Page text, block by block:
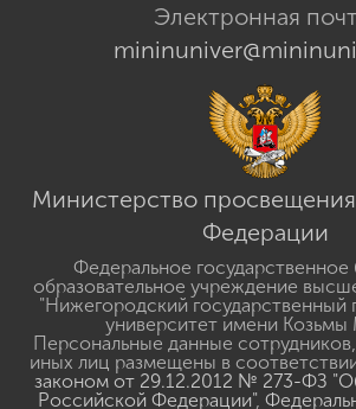
Электронная
Министерство
Федерации
Федеральное
образовательное учреждение
"Нижегородский государственный
университет имени Козьмы
Персональные данные
иных лиц размещены в
законом от 29.12.2012 № 273-ФЗ
Российской Федерации",